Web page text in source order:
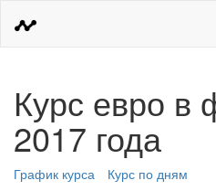
Курс евро в
2017 года
График курса
Курс по дням